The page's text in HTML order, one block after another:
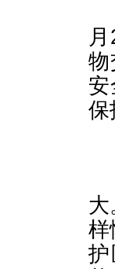
物
保
样